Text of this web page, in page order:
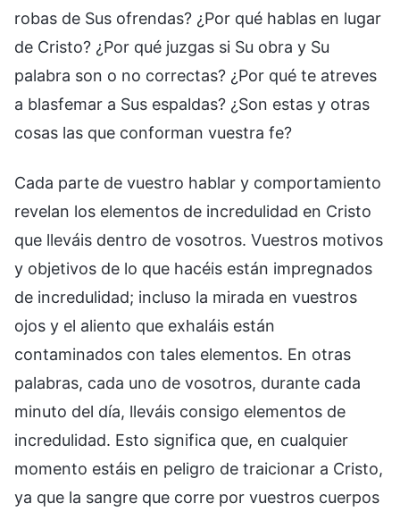
robas de Sus ofrendas? ¿Por qué hablas en lugar
de Cristo? ¿Por qué juzgas si Su obra y Su
palabra son o no correctas? ¿Por qué te atreves
a blasfemar a Sus espaldas? ¿Son estas y otras
cosas las que conforman vuestra fe?
Cada parte de vuestro hablar y comportamiento
revelan los elementos de incredulidad en Cristo
que lleváis dentro de vosotros. Vuestros motivos
y objetivos de lo que hacéis están impregnados
de incredulidad; incluso la mirada en vuestros
ojos y el aliento que exhaláis están
contaminados con tales elementos. En otras
palabras, cada uno de vosotros, durante cada
minuto del día, lleváis consigo elementos de
incredulidad. Esto significa que, en cualquier
momento estáis en peligro de traicionar a Cristo,
ya que la sangre que corre por vuestros cuerpos